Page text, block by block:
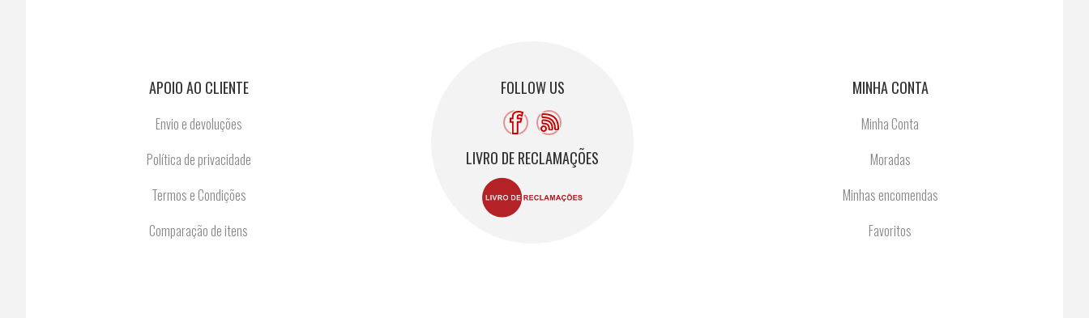
FOLLOW US
LIVRO DE RECLAMAÇÕES
APOIO AO CLIENTE
Envio e devoluções
Política de privacidade
Termos e Condições
Comparação de itens
MINHA CONTA
Minha Conta
Moradas
Minhas encomendas
Favoritos